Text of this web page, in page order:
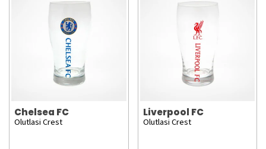
Chelsea FC
Olutlasi Crest
Liverpool FC
Olutlasi Crest